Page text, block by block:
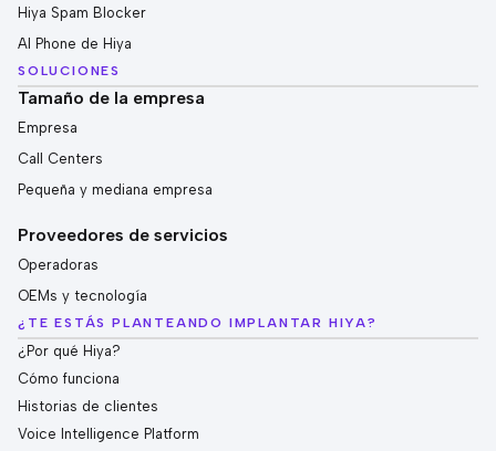
Hiya Spam Blocker
AI Phone de Hiya
SOLUCIONES
Tamaño de la empresa
Empresa
Call Centers
Pequeña y mediana empresa
Proveedores de servicios
Operadoras
OEMs y tecnología
¿TE ESTÁS PLANTEANDO IMPLANTAR HIYA?
¿Por qué Hiya?
Cómo funciona
Historias de clientes
Voice Intelligence Platform